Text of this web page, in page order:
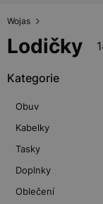
Wojas
Lodičky
Kategorie
Obuv
Kabelky
Tasky
Doplnky
Oblečení